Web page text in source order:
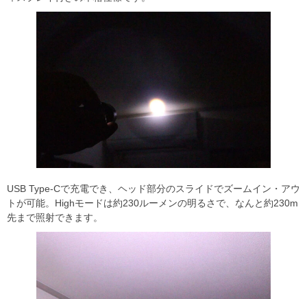
USB Type-Cで充電でき、ヘッド部分のスライドでズームイン・アウ
トが可能。Highモードは約230ルーメンの明るさで、なんと約230m
先まで照射できます。